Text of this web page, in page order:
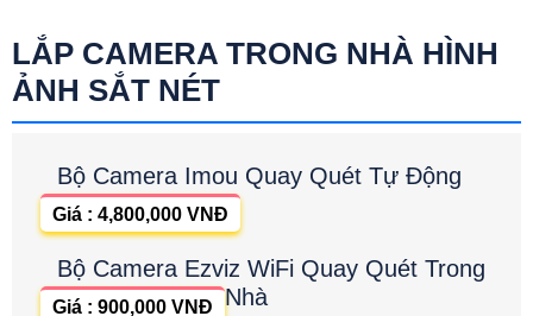
LẮP CAMERA TRONG NHÀ HÌNH
ẢNH SẮT NÉT
Bộ Camera Imou Quay Quét Tự Động
Giá : 4,800,000 VNĐ
Bộ Camera Ezviz WiFi Quay Quét Trong
Nhà
Giá : 900,000 VNĐ